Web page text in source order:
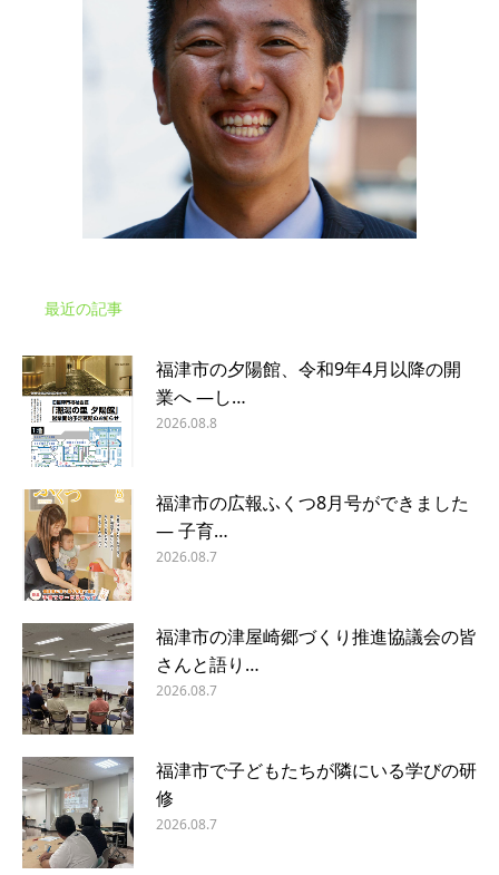
最近の記事
福津市の夕陽館、令和9年4月以降の開
業へ ―し…
2026.08.8
福津市の広報ふくつ8月号ができました
― 子育…
2026.08.7
福津市の津屋崎郷づくり推進協議会の皆
さんと語り…
2026.08.7
福津市で子どもたちが隣にいる学びの研
修
2026.08.7